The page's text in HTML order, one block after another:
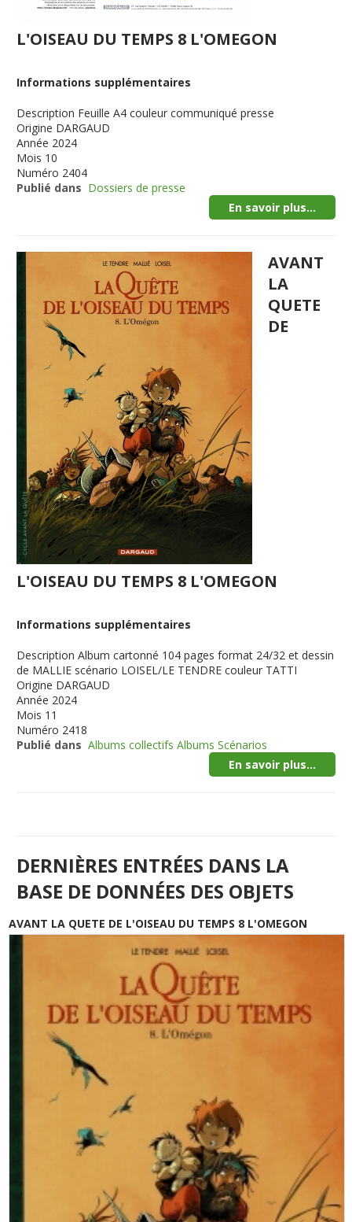
L'OISEAU DU TEMPS 8 L'OMEGON
Informations supplémentaires
Description Feuille A4 couleur communiqué presse
Origine DARGAUD
Année 2024
Mois 10
Numéro 2404
Publié dans Dossiers de presse
En savoir plus...
AVANT
LA
QUETE
DE
L'OISEAU DU TEMPS 8 L'OMEGON
Informations supplémentaires
Description Album cartonné 104 pages format 24/32 et dessin
de MALLIE scénario LOISEL/LE TENDRE couleur TATTI
Origine DARGAUD
Année 2024
Mois 11
Numéro 2418
Publié dans Albums collectifs Albums Scénarios
En savoir plus...
DERNIÈRES ENTRÉES DANS LA
BASE DE DONNÉES DES OBJETS
AVANT LA QUETE DE L'OISEAU DU TEMPS 8 L'OMEGON